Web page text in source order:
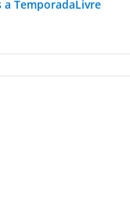
TemporadaLivre